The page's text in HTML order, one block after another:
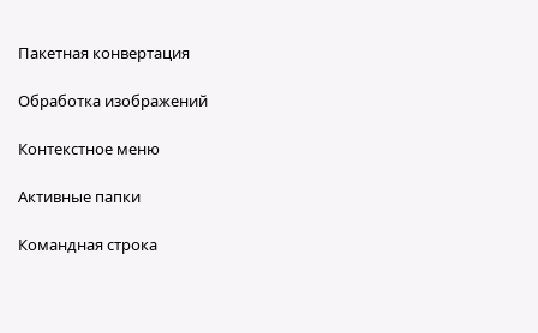
Пакетная конвертация
Обработка изображений
Контекстное меню
Активные папки
Командная строка